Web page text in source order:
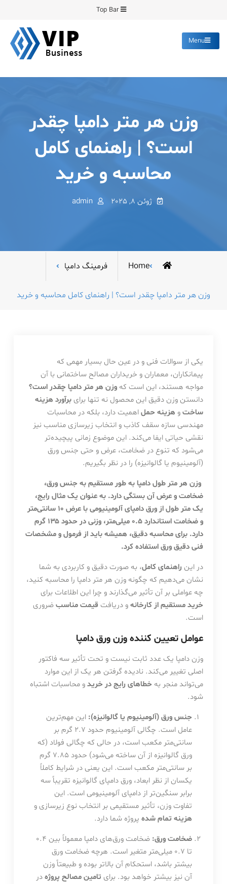
content
Top Bar
Menu
وزن هر متر دامپا چقدر
است؟ | راهنمای کامل
محاسبه و خرید
ژوئن 8, 2025 admin
Home فرمینگ دامپا
وزن هر متر دامپا چقدر است؟ | راهنمای کامل محاسبه و خرید
یکی از سوالات فنی و در عین حال بسیار مهمی که
پیمانکاران، معماران و خریداران مصالح ساختمانی با آن
مواجه هستند، این است که وزن هر متر دامپا چقدر است؟
دانستن وزن دقیق این محصول نه تنها برای برآورد هزینه
ساختو هزینه حملاهمیت دارد، بلکه در محاسبات
مهندسی سازه سقف کاذب و انتخاب زیرسازی مناسب نیز
نقشی حیاتی ایفا می‌کند. این موضوع زمانی پیچیده‌تر
می‌شود که تنوع در ضخامت، عرض و حتی جنس ورق
(آلومینیوم یا گالوانیزه) را در نظر بگیریم.
وزن هر متر طول دامپا به طور مستقیم به جنس ورق،
ضخامت و عرض آن بستگی دارد. به عنوان یک مثال رایج،
یک متر طول از ورق دامپای آلومینیومی با عرض ۱۰ سانتی‌متر
و ضخامت استاندارد ۰.۵ میلی‌متر، وزنی در حدود ۱۳۵ گرم
دارد. برای محاسبه دقیق، همیشه باید از فرمول و مشخصات
فنی دقیق ورق استفاده کرد.
در این راهنمای کامل، به صورت دقیق و کاربردی به شما
نشان می‌دهیم که چگونه وزن هر متر دامپا را محاسبه کنید،
چه عواملی بر آن تأثیر می‌گذارند و چرا این اطلاعات برای
خرید مستقیم از کارخانهو دریافت قیمت مناسبضروری
است.
عوامل تعیین کننده وزن ورق دامپا
وزن دامپا یک عدد ثابت نیست و تحت تأثیر سه فاکتور
اصلی تغییر می‌کند. نادیده گرفتن هر یک از این موارد
می‌تواند منجر به خطاهای رایج در خریدو محاسبات اشتباه
شود.
جنس ورق (آلومینیوم یا گالوانیزه): این مهم‌ترین
عامل است. چگالی آلومینیوم حدود ۲.۷ گرم بر
سانتی‌متر مکعب است، در حالی که چگالی فولاد (که
ورق گالوانیزه از آن ساخته می‌شود) حدود ۷.۸۵ گرم
بر سانتی‌متر مکعب است. این یعنی در شرایط کاملاً
یکسان از نظر ابعاد، ورق دامپای گالوانیزه تقریباً سه
برابر سنگین‌تر از دامپای آلومینیومی است. این
تفاوت وزن، تأثیر مستقیمی بر انتخاب نوع زیرسازی و
هزینه تمام شده پروژه شما دارد.
ضخامت ورق:
ضخامت ورق‌های دامپا معمولاً بین ۰.۴
تا ۰.۷ میلی‌متر متغیر است. هرچه ضخامت ورق
بیشتر باشد، استحکام آن بالاتر بوده و طبیعتاً وزن
آن نیز بیشتر خواهد بود. برای تامین مصالح پروژهدر